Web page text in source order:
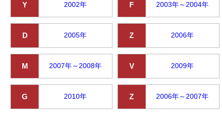
Y 2002年 F 2003年～2004年
D 2005年 Z 2006年
M 2007年～2008年 V 2009年
G 2010年 Z 2006年～2007年